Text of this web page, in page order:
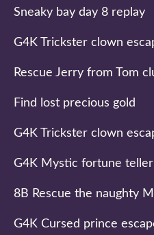
Sneaky bay day 8 replay
G4K Trickster clown
Rescue Jerry from Tom
Find lost precious gold
G4K Trickster clown
G4K Mystic fortune teller
8B Rescue the naughty
G4K Cursed prince